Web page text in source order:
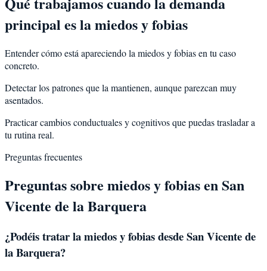
principal es la miedos y fobias
Entender cómo está apareciendo la miedos y fobias en tu caso
concreto.
Detectar los patrones que la mantienen, aunque parezcan muy
asentados.
Practicar cambios conductuales y cognitivos que puedas trasladar a
tu rutina real.
Preguntas frecuentes
Preguntas sobre miedos y fobiasenSan
Vicente de la Barquera
¿Podéis tratar lamiedos y fobiasdesdeSan Vicente de
la Barquera?